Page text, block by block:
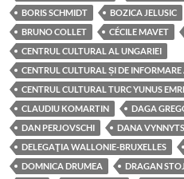
BORIS SCHMIDT
BOZICA JELUSIC
BRUNO COLLET
CÉCILE MAVET
CENTRUL CULTURAL AL UNGARIEI
CENTRUL CULTURAL ȘI DE
CENTRUL CULTURAL TURC YUNUS
CLAUDIU KOMARTIN
DAGA
DAN PERJOVSCHI
DANA
DELEGAŢIA WALLONIE-BRUXELLES
DOMNICA DRUMEA
DRAGAN